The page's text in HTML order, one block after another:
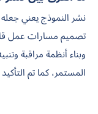
نشر النموذج يعني
تصميم مسارات عمل
وبناء أنظمة مراقبة
المستمر، كما تم